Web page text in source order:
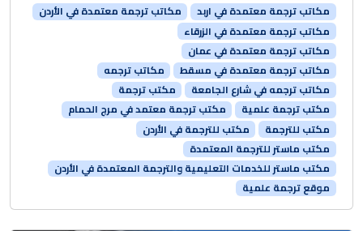
مكاتب ترجمة معتمدة في اربد
مكاتب ترجمة معتمدة في الأردن
مكاتب ترجمة معتمدة في الزرقاء
مكاتب ترجمة معتمدة في عمان
مكاتب ترجمة معتمدة في مسقط
مكاتب ترجمه
مكاتب ترجمه في شارع الجامعة
مكتب ترجمة
مكتب ترجمة علمية
مكتب ترجمة معتمد في مرج الحمام
مكتب للترجمة
مكتب للترجمة في الأردن
مكتب ماستر للترجمة المعتمدة
مكتب ماستر للخدمات التعليمية والترجمة المعتمدة في الأردن
موقع ترجمة علمية